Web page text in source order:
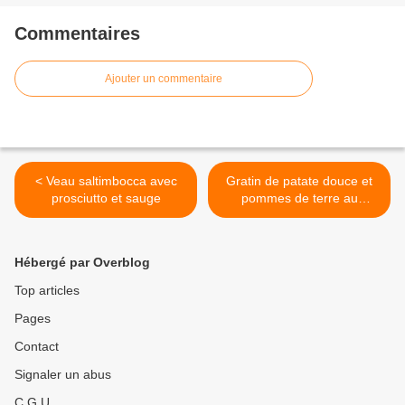
Commentaires
Ajouter un commentaire
< Veau saltimbocca avec
prosciutto et sauge
Gratin de patate douce et
pommes de terre au
fromage Stilton >
Hébergé par Overblog
Top articles
Pages
Contact
Signaler un abus